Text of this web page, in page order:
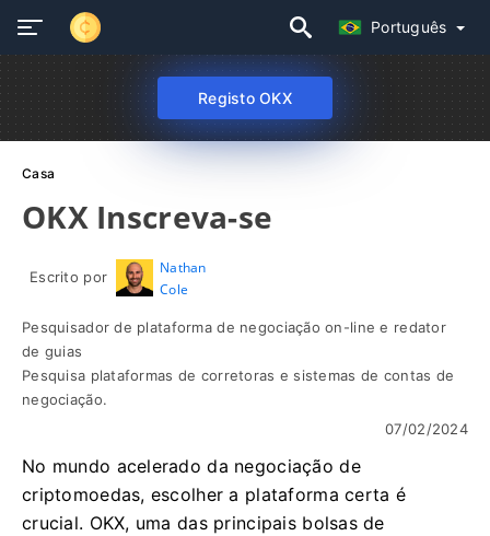
Português
Registo OKX
Casa
OKX Inscreva-se
Escrito por
Nathan
Cole
Pesquisador de plataforma de negociação on-line e redator
de guias
Pesquisa plataformas de corretoras e sistemas de contas de
negociação.
07/02/2024
No mundo acelerado da negociação de
criptomoedas, escolher a plataforma certa é
crucial. OKX, uma das principais bolsas de